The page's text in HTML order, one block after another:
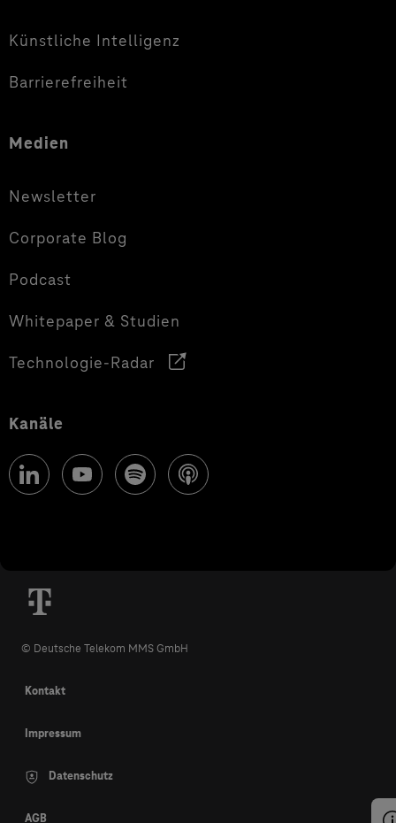
Künstliche Intelligenz
Barrierefreiheit
Medien
Newsletter
Corporate Blog
Podcast
Whitepaper & Studien
Technologie-Radar
Kanäle
© Deutsche Telekom MMS GmbH
Kontakt
Impressum
Datenschutz
AGB